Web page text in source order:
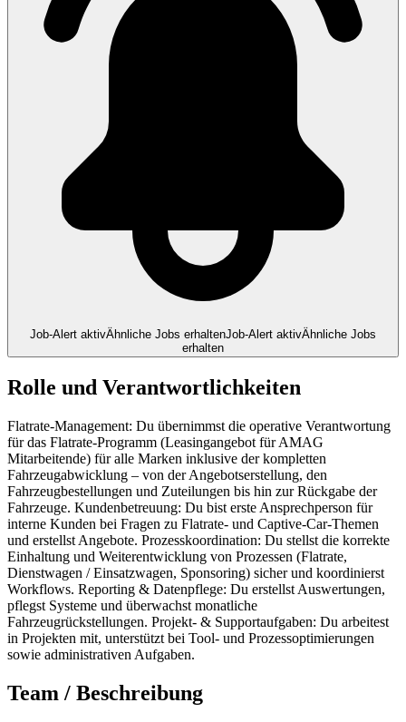
Job-Alert aktivÄhnliche Jobs erhaltenJob-Alert aktivÄhnliche Jobs
erhalten
Rolle und Verantwortlichkeiten
Flatrate-Management: Du übernimmst die operative Verantwortung
für das Flatrate-Programm (Leasingangebot für AMAG
Mitarbeitende) für alle Marken inklusive der kompletten
Fahrzeugabwicklung – von der Angebotserstellung, den
Fahrzeugbestellungen und Zuteilungen bis hin zur Rückgabe der
Fahrzeuge. Kundenbetreuung: Du bist erste Ansprechperson für
interne Kunden bei Fragen zu Flatrate- und Captive-Car-Themen
und erstellst Angebote. Prozesskoordination: Du stellst die korrekte
Einhaltung und Weiterentwicklung von Prozessen (Flatrate,
Dienstwagen / Einsatzwagen, Sponsoring) sicher und koordinierst
Workflows. Reporting & Datenpflege: Du erstellst Auswertungen,
pflegst Systeme und überwachst monatliche
Fahrzeugrückstellungen. Projekt- & Supportaufgaben: Du arbeitest
in Projekten mit, unterstützt bei Tool- und Prozessoptimierungen
sowie administrativen Aufgaben.
Team / Beschreibung